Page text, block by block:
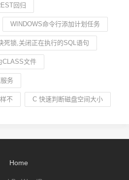
回归
WINDOWS命令行添加计划任务
死锁,关闭正在执行的SQL语句
CLASS文件
务
不 C 快速判断磁盘空间大小
Home